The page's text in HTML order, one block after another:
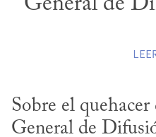
Sobre el
General de